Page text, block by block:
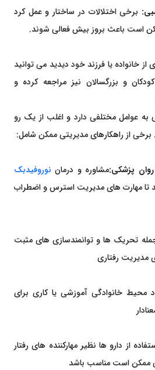
برخی اختلالات در ساختار و عمل کرد
است باعث بروز بیش فعالی شوند.
از خانواده یا فرزند خود دیدید می توانید
و بزرگسالان نیز مراجعه کرده و
عوامل مختلفی دارد و اغلب از یک رو
برخی از راهکارهای مدیریتی ممکن شامل:
مشاوره و درمان نوروفیدبک
تا مهارت های مدیریت استرس و اضطراب
تحریک ها و توانمندسازی های مثبت
مدیریت رفتاری
محیط خانوادگی آموزشی یا کاری برای
از دارو ها نظیر مهارکننده های رفتار
ممکن است مناسب باشد